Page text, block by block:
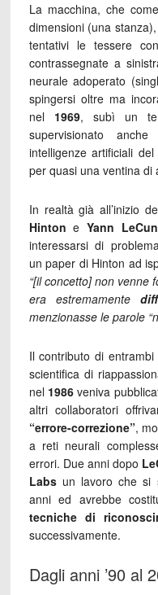
La macchina, che
dimensioni (una
tentativi le tessere
contrassegnate a
neurale adoperato
spingersi oltre ma
nel 1969, subì un
supervisionato
intelligenze artificiali
per quasi una ventina di
In realtà già all’inizio
Hinton eYann LeCun
interessarsi di
un paper di Hinton ad
“[il concetto] non venne
era estremamente
menzionasse le parole
Il contributo di
scientifica di
nel 1986 veniva
altri collaboratori
“errore-correzione”,
a reti neurali
errori. Due anni dopo
Labsun lavoro che si
anni ed avrebbe
tecniche di
successivamente.
Dagli anni ’90 al